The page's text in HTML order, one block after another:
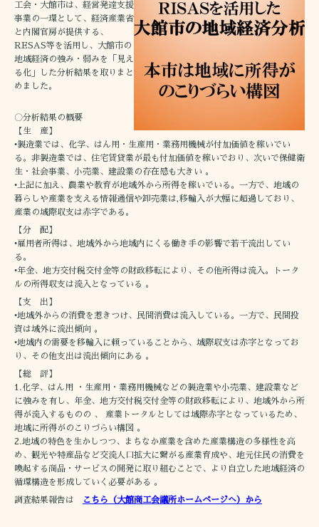
工会・大館市は、経営発達支援
事業の一環として、経済産業省
と内閣官房が提供する、
RESAS等を活用し、大館市の
地域経済の強み・弱みを「見え
る化」した分析結果を取りまと
めました。
〇分析結果の概要
【生 産】
•製造業では、化学、はん用・生産用・業務用機械が付加価値を稼いでい
る。非製造業では、住宅賃貸業が最も付加価値を稼いでおり、次いで保健衛
生・社会事業、小売業、建設業の存在感も大きい 。
•上記に加え、農業や教育が地域外から所得を稼いでいる。一方で、地域の
暮らしや産業を支える情報通信や卸売業は,移輸入が大幅に超過しており、
産業の域際収支は赤字である。
【分 配】
•雇用者所得は、地域外から地域内にくる働き手の影響で若干流出してい
る。
•年金、地方交付税交付金等の財政移転により、その他所得は流入。トータ
ルの所得収支は流入となっている 。
【支 出】
•地域外からの消費を惹きつけ、民間消費は流入している。一方で、民間投
資は域外に流出傾向 。
•地域内の需要を移輸入に頼っていることから、域際収支は赤字となってお
り、その他支出は流出傾向にある 。
【総 評】
1.化学、はん用 ・生産用・業務用機械などの製造業や小売業、建設業など
に強みを有し、年金、地方交付税交付金等の財政移転により、地域外から所
得が流入するものの 、 産業トータルとしては域際赤字となっているため、
地域に所得がのこりづらい構図 。
2.地域の特色を生かしつつ、まちなか産業を含めた産業構造の多様性を高
め、観光や特産品など交流人口拡大に繋がる産業育成や、地元住民の消費を
喚起する商品・サービスの開発に取り組むことで、より自立した地域経済の
循環構造を形成していく必要がある 。
調査結果報告は こちら（大館商工会議所ホームページへ）から